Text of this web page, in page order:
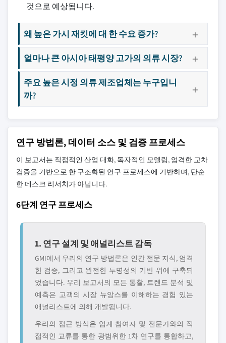
것으로 예상됩니다.
왜 높은 가시 재킷에 대 한 수요 증가?
얼마나 큰 아시아 태평양 고가의 의류 시장?
주요 높은 시정 의류 제조업체는 누구입니
까?
연구 방법론, 데이터 소스 및 검증 프로세스
이 보고서는 직접적인 산업 대화, 독자적인 모델링, 엄격한 교차
검증을 기반으로 한 구조화된 연구 프로세스에 기반하며, 단순
한 데스크 리서치가 아닙니다.
6단계 연구 프로세스
1. 연구 설계 및 애널리스트 감독
GMI에서 우리의 연구 방법론은 인간 전문 지식, 엄격
한 검증, 그리고 완전한 투명성의 기반 위에 구축되
었습니다. 우리 보고서의 모든 통찰, 트렌드 분석 및
예측은 고객의 시장 뉴앙스를 이해하는 경험 있는
애널리스트에 의해 개발됩니다.
우리의 접근 방식은 업계 참여자 및 전문가와의 직
접적인 교류를 통한 광범위한 1차 연구를 통합하고,